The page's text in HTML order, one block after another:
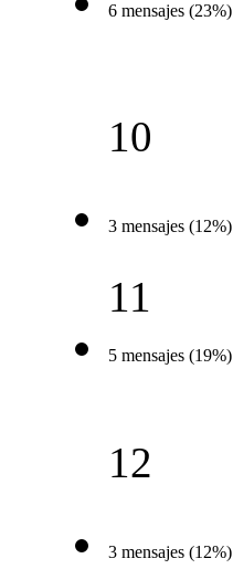
6 mensajes (23%)
10
3 mensajes (12%)
11
5 mensajes (19%)
12
3 mensajes (12%)